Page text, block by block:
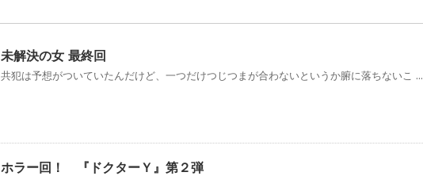
未解決の女 最終回
共犯は予想がついていたんだけど、一つだけつじつまが合わないというか腑に落ちないこ ...
ホラー回！ 『ドクターＹ』第２弾